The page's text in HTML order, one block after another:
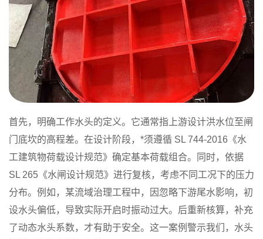
首先，明确工作水头的定义。它通常指上游设计洪水位至闸
门底坎的高程差。在设计阶段，*须遵循 SL 744-2016《水
工建筑物荷载设计规范》确定基本荷载组合。同时，依据
SL 265《水闸设计规范》进行复核，考虑不同工况下的压力
分布。例如，某流域治理工程中，因忽略下游尾水影响，初
设水头偏低，导致实际开启时振动过大。后重新核算，补充
了动态水头系数，才有助于安全。这一案例警示我们，水头